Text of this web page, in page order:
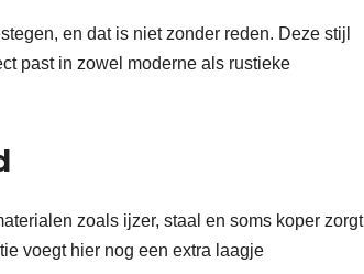
en dat is niet zonder reden. Deze stijl
past in zowel moderne als rustieke
zoals ijzer, staal en soms koper zorgt
voegt hier nog een extra laagje